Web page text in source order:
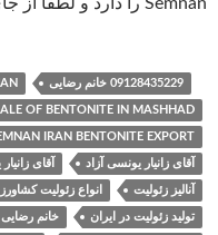
09128435229 خانم رضایی
OF BENTONITE IN MASHHAD
IRAN BENTONITE EXPORT
آقای زانیار یونسی آزاد آقای
آنالیز زئولیت انواع زئولیت
تولید زئولیت در ایران خانم رضایی